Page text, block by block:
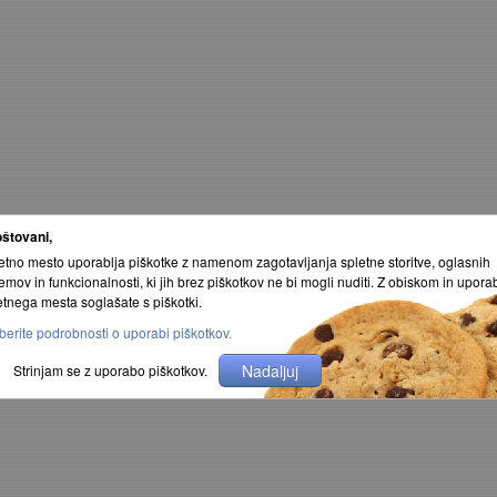
mesto uporablja piškotke z namenom zagotavljanja spletne storitve, oglasnih
in funkcionalnosti, ki jih brez piškotkov ne bi mogli nuditi. Z obiskom in
mesta soglašate s piškotki.
podrobnosti o uporabi piškotkov.
Strinjam se z uporabo piškotkov.
Nadaljuj